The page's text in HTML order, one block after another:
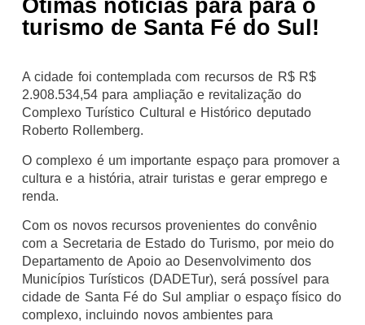
Ótimas notícias para para o
turismo de Santa Fé do Sul!
A cidade foi contemplada com recursos de R$ R$
2.908.534,54 para ampliação e revitalização do
Complexo Turístico Cultural e Histórico deputado
Roberto Rollemberg.
O complexo é um importante espaço para promover a
cultura e a história, atrair turistas e gerar emprego e
renda.
Com os novos recursos provenientes do convênio
com a Secretaria de Estado do Turismo, por meio do
Departamento de Apoio ao Desenvolvimento dos
Municípios Turísticos (DADETur), será possível para
cidade de Santa Fé do Sul ampliar o espaço físico do
complexo, incluindo novos ambientes para